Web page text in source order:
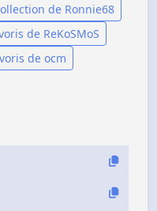
de Ronnie68
de ReKoSMoS
de ocm